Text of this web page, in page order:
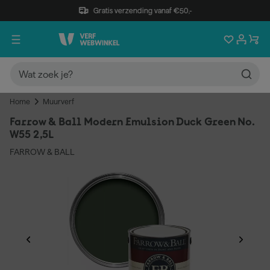
Gratis verzending vanaf €50,-
Home Muurverf
Farrow & Ball Modern Emulsion Duck Green No.
W55 2,5L
FARROW & BALL